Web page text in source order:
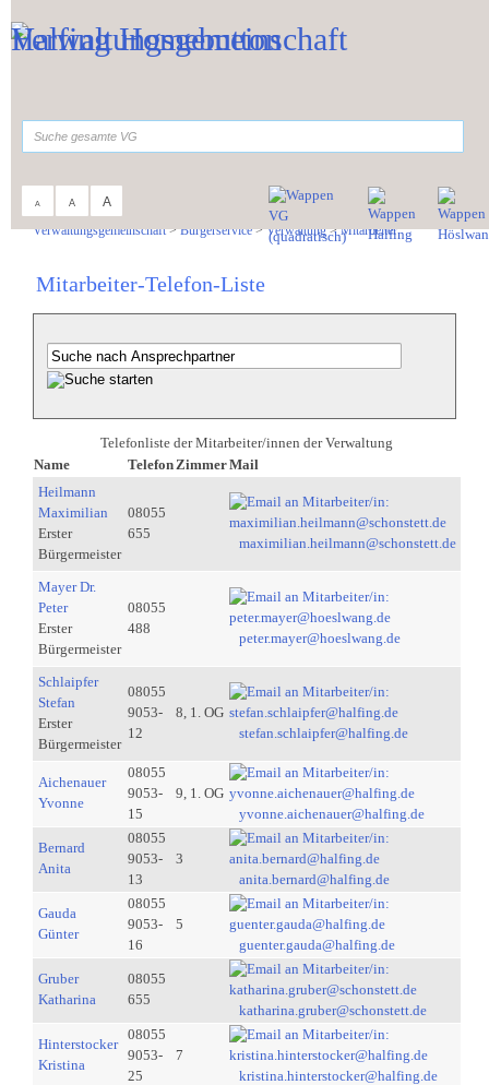
A A A
Verwaltungsgemeinschaft>Bürgerservice>Verwaltung>Mitarbeiter
Mitarbeiter-Telefon-Liste
Telefonliste der Mitarbeiter/innen der Verwaltung
Name
Telefon ZimmerMail
Heilmann
Maximilian
Erster
Bürgermeister
08055
655
maximilian.heilmann@schonstett.de
Mayer Dr.
Peter
Erster
Bürgermeister
08055
488
peter.mayer@hoeslwang.de
Schlaipfer
Stefan
Erster
Bürgermeister
08055
9053-
12
8, 1. OG
stefan.schlaipfer@halfing.de
Aichenauer
Yvonne
08055
9053-
15
9, 1. OG
yvonne.aichenauer@halfing.de
Bernard
Anita
08055
9053-
13
3
anita.bernard@halfing.de
Gauda
Günter
08055
9053-
16
5
guenter.gauda@halfing.de
Gruber
Katharina
08055
655
katharina.gruber@schonstett.de
Hinterstocker
Kristina
08055
9053-
25
7
kristina.hinterstocker@halfing.de